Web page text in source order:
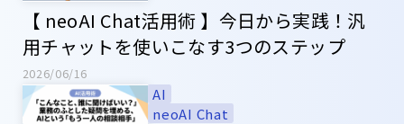
【 neoAI Chat活用術 】今日から実践！汎
用チャットを使いこなす3つのステップ
2026/06/16
AI
neoAI Chat